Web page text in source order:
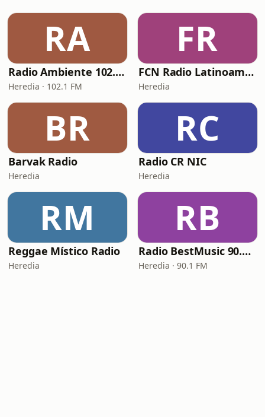
RA
Radio Ambiente 102.1 FM
Heredia · 102.1 FM
FR
FCN Radio Latinoamérica
Heredia
BR
Barvak Radio
Heredia
RC
Radio CR NIC
Heredia
RM
Reggae Místico Radio
Heredia
RB
Radio BestMusic 90.1 FM
Heredia · 90.1 FM